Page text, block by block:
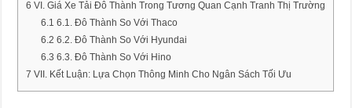
6 VI. Giá Xe Tải Đô Thành Trong Tương Quan Cạnh Tranh Thị Trường
6.1 6.1. Đô Thành So Với Thaco
6.2 6.2. Đô Thành So Với Hyundai
6.3 6.3. Đô Thành So Với Hino
7 VII. Kết Luận: Lựa Chọn Thông Minh Cho Ngân Sách Tối Ưu